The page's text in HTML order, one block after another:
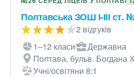
Полтавська ЗОШ І-ІІІ ст.
2 відгуків
1–12 класи
Державна
Полтава, бульв. Богдана
Учні/освітяни 8:1